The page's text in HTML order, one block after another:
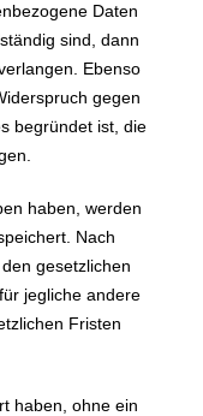
Daten
sind, dann
Ebenso
gegen
begründet ist, die
haben, werden
Nach
gesetzlichen
jegliche andere
Fristen
haben, ohne ein